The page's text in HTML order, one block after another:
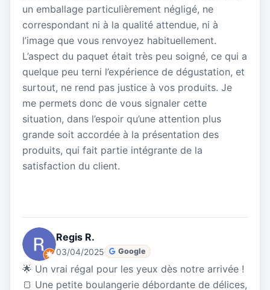
un emballage particulièrement négligé, ne
correspondant ni à la qualité attendue, ni à
l’image que vous renvoyez habituellement.
L’aspect du paquet était très peu soigné, ce qui a
quelque peu terni l’expérience de dégustation, et
surtout, ne rend pas justice à vos produits. Je
me permets donc de vous signaler cette
situation, dans l’espoir qu’une attention plus
grande soit accordée à la présentation des
produits, qui fait partie intégrante de la
satisfaction du client.
Regis R.
03/04/2025 Google
🌟 Un vrai régal pour les yeux dès notre arrivée !
🍞 Une petite boulangerie débordante de délices,